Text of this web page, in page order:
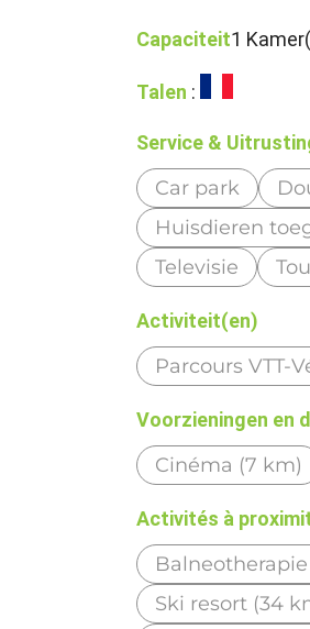
Capaciteit1
Talen :
Service &
Car park
Huisdieren
Televisie
Activiteit(en)
Parcours VTT-
Voorzieningen en
Cinéma (7 km)
Activités à
Ski resort (34